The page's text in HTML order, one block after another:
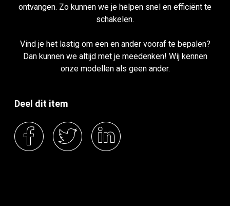
ontvangen. Zo kunnen we je helpen snel en efficiënt te
schakelen.
Vind je het lastig om een en ander vooraf te bepalen?
Dan kunnen we altijd met je meedenken! Wij kennen
onze modellen als geen ander.
Deel dit item